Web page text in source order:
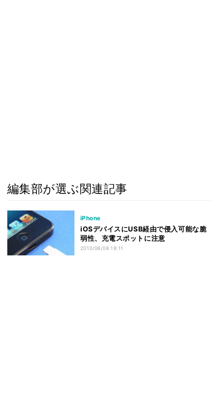
編集部が選ぶ関連記事
iPhone
iOSデバイスにUSB経由で侵入可能な脆
弱性、充電スポットに注意
2013/06/06 19:11